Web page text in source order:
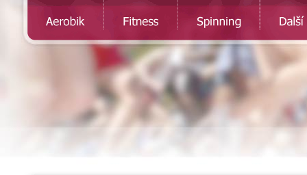
Aerobik Fitness Spinning Další